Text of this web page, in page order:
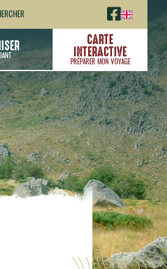
CARTE
INTERACTIVE
PRÉPARER MON VOYAGE